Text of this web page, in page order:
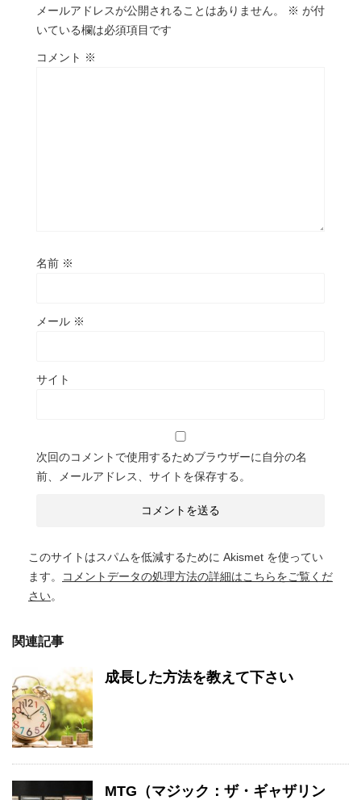
メールアドレスが公開されることはありません。 ※ が付
いている欄は必須項目です
コメント ※
名前 ※
メール ※
サイト
次回のコメントで使用するためブラウザーに自分の名
前、メールアドレス、サイトを保存する。
このサイトはスパムを低減するために Akismet を使ってい
ます。
コメントデータの処理方法の詳細はこちらをご覧くだ
さい。
関連記事
成長した方法を教えて下さい
MTG（マジック：ザ・ギャザリン